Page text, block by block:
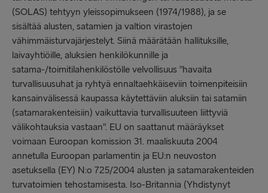
(SOLAS) tehtyyn yleissopimukseen (1974/1988), ja se
sisältää alusten, satamien ja valtion virastojen
vähimmäisturvajärjestelyt. Siinä määrätään hallituksille,
laivayhtiöille, aluksien henkilökunnille ja
satama-/toimitilahenkilöstölle velvollisuus ”havaita
turvallisuusuhat ja ryhtyä ennaltaehkäiseviin toimenpiteisiin
kansainvälisessä kaupassa käytettäviin aluksiin tai satamiin
(satamarakenteisiin) vaikuttavia turvallisuuteen liittyviä
välikohtauksia vastaan”. EU on saattanut määräykset
voimaan Euroopan komission 31. maaliskuuta 2004
annetulla Euroopan parlamentin ja EU:n neuvoston
asetuksella (EY) N:o 725/2004 alusten ja satamarakenteiden
turvatoimien tehostamisesta. Iso-Britannia (Yhdistynyt